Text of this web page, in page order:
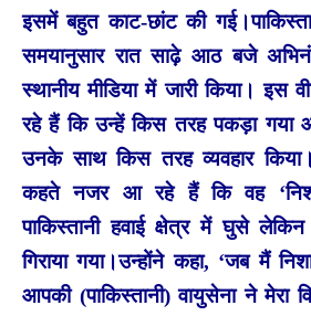
इसमें बहुत काट-छांट की गई।
समयानुसार रात साढ़े आठ बजे
स्थानीय मीडिया में जारी किया। इस
रहे हैं कि उन्हें किस तरह पकड़ा गया
उनके साथ किस तरह व्यवहार
कहते नजर आ रहे हैं कि वह
पाकिस्तानी हवाई क्षेत्र में घुसे
गिराया गया।उन्होंने कहा, ‘जब मैं
आपकी (पाकिस्तानी) वायुसेना ने मेरा